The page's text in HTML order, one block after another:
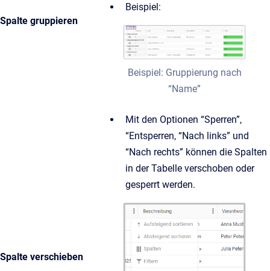
Spalte gruppieren
Beispiel:
Beispiel: Gruppierung nach
“Name”
Spalte verschieben
Mit den Optionen “Sperren”,
“Entsperren, “Nach links” und
“Nach rechts” können die Spalten
in der Tabelle verschoben oder
gesperrt werden.